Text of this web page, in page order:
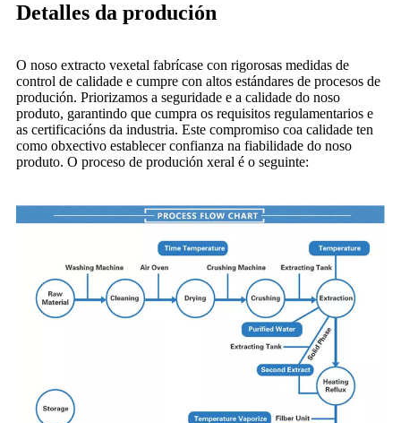
Detalles da produción
O noso extracto vexetal fabrícase con rigorosas medidas de
control de calidade e cumpre con altos estándares de procesos de
produción. Priorizamos a seguridade e a calidade do noso
produto, garantindo que cumpra os requisitos regulamentarios e
as certificacións da industria. Este compromiso coa calidade ten
como obxectivo establecer confianza na fiabilidade do noso
produto. O proceso de produción xeral é o seguinte: